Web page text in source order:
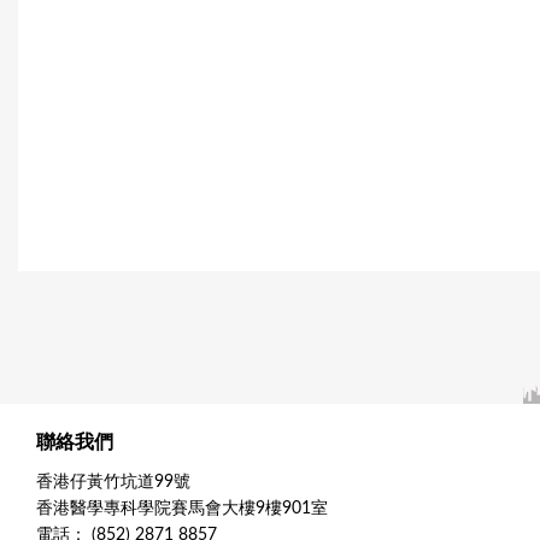
聯絡我們
香港仔黃竹坑道99號
香港醫學專科學院賽馬會大樓9樓901室
電話： (852) 2871 8857